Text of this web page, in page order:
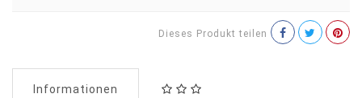
Dieses Produkt teilen
Informationen